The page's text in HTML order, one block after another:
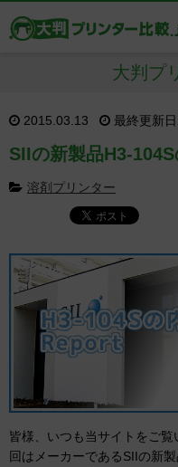
大判プ
2015.03.13 最終更新
SIIの新製品H3-
溶剤プリンター
皆様、いつも当サイトをご
回はメーカーであるSIIの新